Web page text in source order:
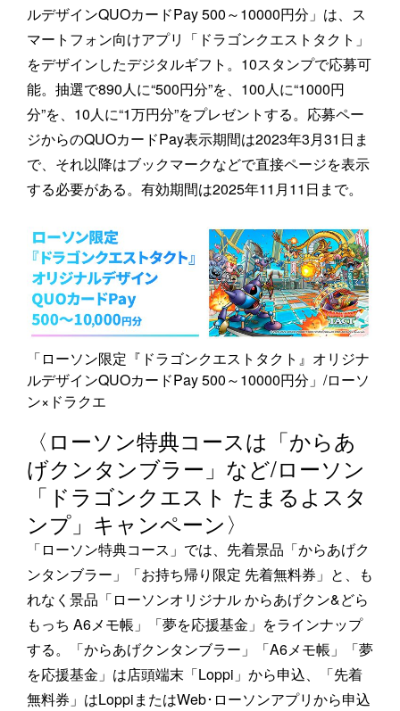
ルデザインQUOカードPay 500～10000円分」は、ス
マートフォン向けアプリ「ドラゴンクエストタクト」
をデザインしたデジタルギフト。10スタンプで応募可
能。抽選で890人に“500円分”を、100人に“1000円
分”を、10人に“1万円分”をプレゼントする。応募ペー
ジからのQUOカードPay表示期間は2023年3月31日ま
で、それ以降はブックマークなどで直接ページを表示
する必要がある。有効期間は2025年11月11日まで。
「ローソン限定『ドラゴンクエストタクト』オリジナ
ルデザインQUOカードPay 500～10000円分」/ローソ
ン×ドラクエ
〈ローソン特典コースは「からあ
げクンタンブラー」など/ローソン
「ドラゴンクエスト たまるよスタ
ンプ」キャンペーン〉
「ローソン特典コース」では、先着景品「からあげク
ンタンブラー」「お持ち帰り限定 先着無料券」と、も
れなく景品「ローソンオリジナル からあげクン&どら
もっち A6メモ帳」「夢を応援基金」をラインナップ
する。「からあげクンタンブラー」「A6メモ帳」「夢
を応援基金」は店頭端末「Loppi」から申込、「先着
無料券」はLoppiまたはWeb･ローソンアプリから申込